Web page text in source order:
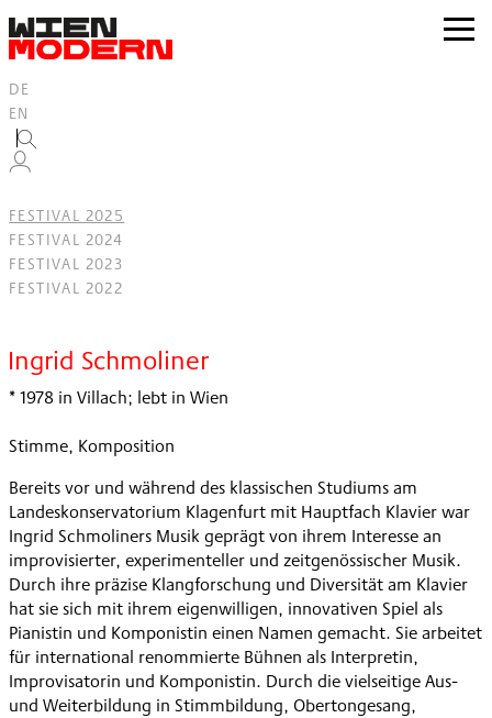
springen
zur
DE
EN
FESTIVAL 2025
FESTIVAL 2024
FESTIVAL 2023
FESTIVAL 2022
Ingrid Schmoliner
* 1978 in Villach; lebt in Wien
Stimme, Komposition
Bereits vor und während des klassischen Studiums am
Landeskonservatorium Klagenfurt mit Hauptfach Klavier war
Ingrid Schmoliners Musik geprägt von ihrem Interesse an
improvisierter, experimenteller und zeitgenössischer Musik.
Durch ihre präzise Klangforschung und Diversität am Klavier
hat sie sich mit ihrem eigenwilligen, innovativen Spiel als
Pianistin und Komponistin einen Namen gemacht. Sie arbeitet
für international renommierte Bühnen als Interpretin,
Improvisatorin und Komponistin. Durch die vielseitige Aus-
und Weiterbildung in Stimmbildung, Obertongesang,